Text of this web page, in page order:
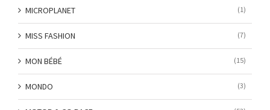
MICROPLANET (1)
MISS FASHION (7)
MON BÉBÉ (15)
MONDO (3)